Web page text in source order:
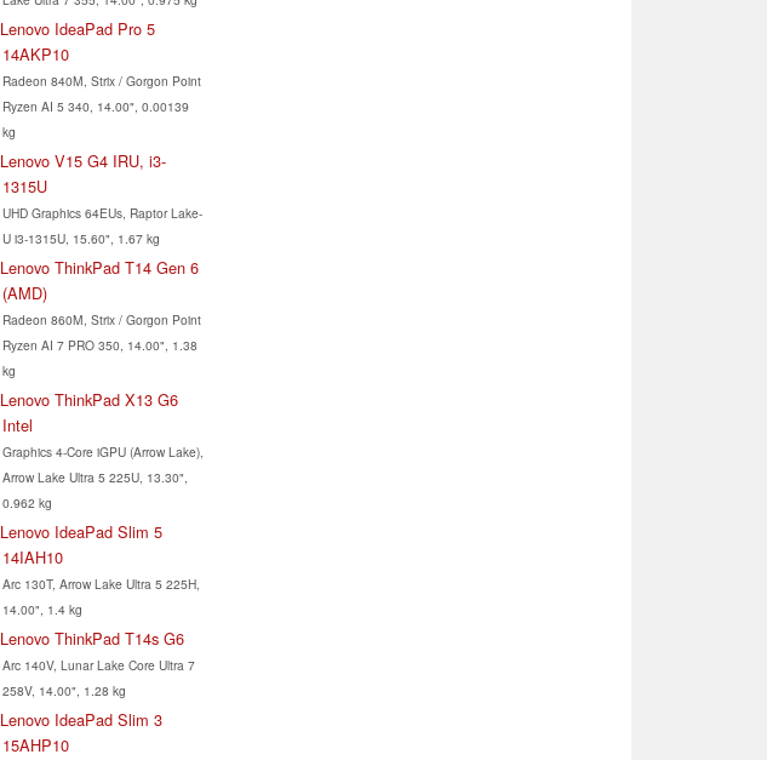
Lenovo IdeaPad Pro 5
14AKP10
Radeon 840M, Strix / Gorgon Point
Ryzen AI 5 340, 14.00", 0.00139
kg
Lenovo V15 G4 IRU, i3-
1315U
UHD Graphics 64EUs, Raptor Lake-
U i3-1315U, 15.60", 1.67 kg
Lenovo ThinkPad T14 Gen 6
(AMD)
Radeon 860M, Strix / Gorgon Point
Ryzen AI 7 PRO 350, 14.00", 1.38
kg
Lenovo ThinkPad X13 G6
Intel
Graphics 4-Core iGPU (Arrow Lake),
Arrow Lake Ultra 5 225U, 13.30",
0.962 kg
Lenovo IdeaPad Slim 5
14IAH10
Arc 130T, Arrow Lake Ultra 5 225H,
14.00", 1.4 kg
Lenovo ThinkPad T14s G6
Arc 140V, Lunar Lake Core Ultra 7
258V, 14.00", 1.28 kg
Lenovo IdeaPad Slim 3
15AHP10